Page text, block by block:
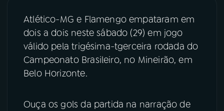
04PROGRAMAS
PODCASTS
Atlético-MG e Flamengo empataram em
dois a dois neste sábado (29) em jogo
válido pela trigésima-tgerceira rodada do
Campeonato Brasileiro, no Mineirão, em
Belo Horizonte.
Ouça os gols da partida na narração de